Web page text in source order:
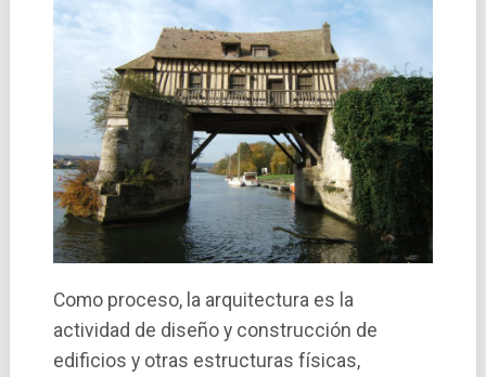
Como proceso, la arquitectura es la
actividad de diseño y construcción de
edificios y otras estructuras fí­sicas,